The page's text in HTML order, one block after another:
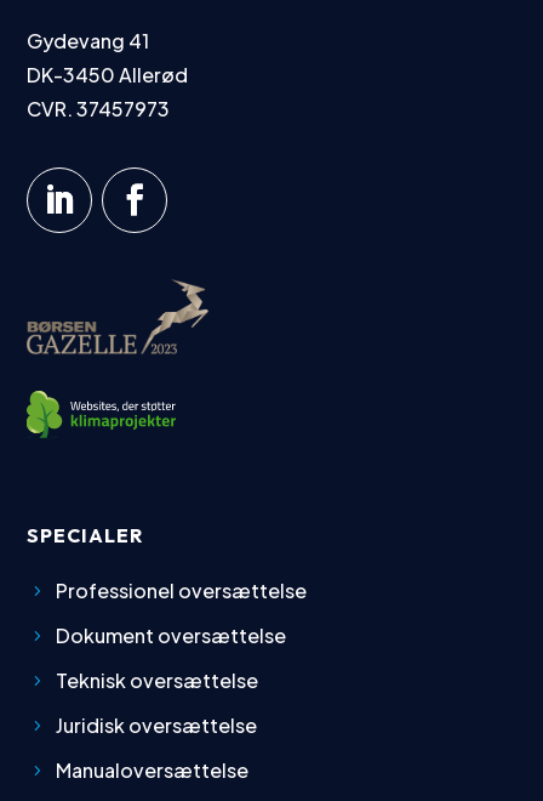
Gydevang 41
DK-3450 Allerød
CVR. 37457973
SPECIALER
Professionel oversættelse
Dokument oversættelse
Teknisk oversættelse
Juridisk oversættelse
Manualoversættelse